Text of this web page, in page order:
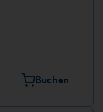
Buchen